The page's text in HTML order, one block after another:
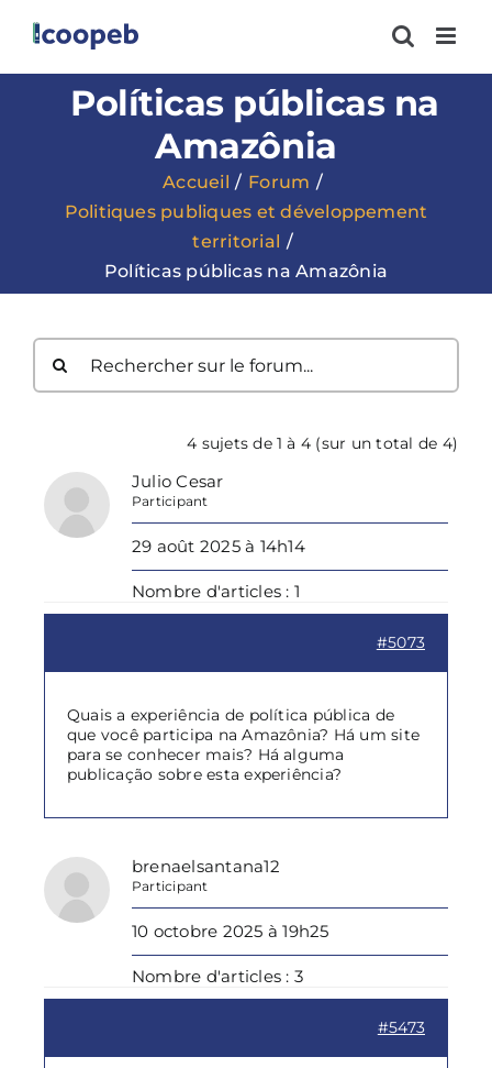
contenu
Políticas públicas na
Amazônia
Accueil
Forum
Politiques publiques et développement
territorial
Políticas públicas na Amazônia
4 sujets de 1 à 4 (sur un total de 4)
Julio Cesar
Participant
29 août 2025 à 14h14
Nombre d'articles : 1
#5073
Quais a experiência de política pública de
que você participa na Amazônia? Há um site
para se conhecer mais? Há alguma
publicação sobre esta experiência?
brenaelsantana12
Participant
10 octobre 2025 à 19h25
Nombre d'articles : 3
#5473